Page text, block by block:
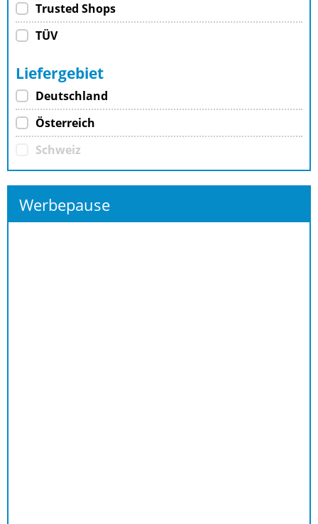
Trusted Shops
TÜV
Liefergebiet
Deutschland
Österreich
Schweiz
Werbepause